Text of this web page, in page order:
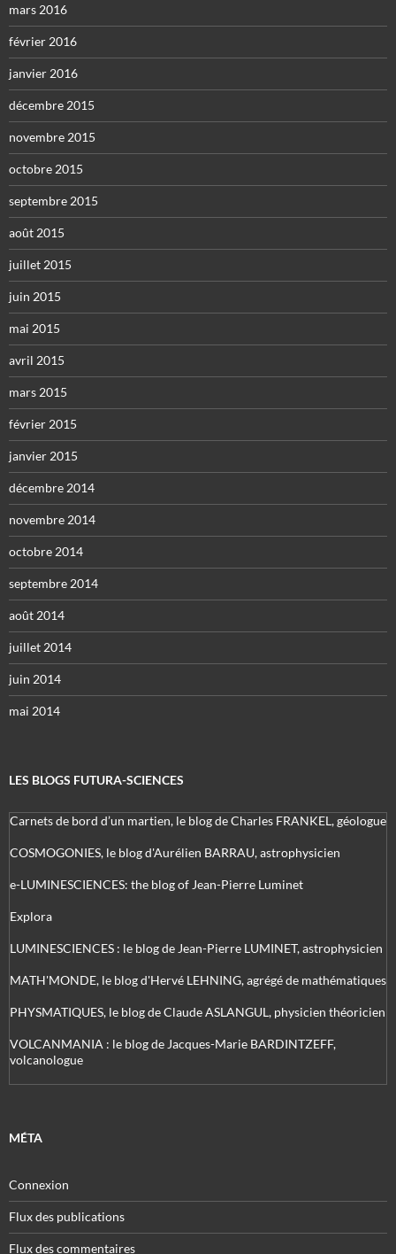
mars 2016
février 2016
janvier 2016
décembre 2015
novembre 2015
octobre 2015
septembre 2015
août 2015
juillet 2015
juin 2015
mai 2015
avril 2015
mars 2015
février 2015
janvier 2015
décembre 2014
novembre 2014
octobre 2014
septembre 2014
août 2014
juillet 2014
juin 2014
mai 2014
LES BLOGS FUTURA-SCIENCES
Carnets de bord d’un martien, le blog de Charles FRANKEL, géologue
COSMOGONIES, le blog d'Aurélien BARRAU, astrophysicien
e-LUMINESCIENCES: the blog of Jean-Pierre Luminet
Explora
LUMINESCIENCES : le blog de Jean-Pierre LUMINET, astrophysicien
MATH'MONDE, le blog d'Hervé LEHNING, agrégé de mathématiques
PHYSMATIQUES, le blog de Claude ASLANGUL, physicien théoricien
VOLCANMANIA : le blog de Jacques-Marie BARDINTZEFF,
volcanologue
MÉTA
Connexion
Flux des publications
Flux des commentaires